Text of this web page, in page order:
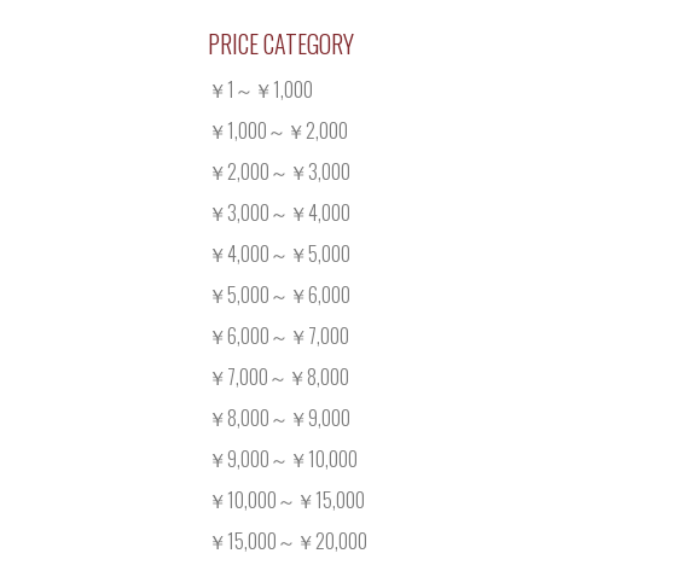
PRICE CATEGORY
￥1～￥1,000
￥1,000～￥2,000
￥2,000～￥3,000
￥3,000～￥4,000
￥4,000～￥5,000
￥5,000～￥6,000
￥6,000～￥7,000
￥7,000～￥8,000
￥8,000～￥9,000
￥9,000～￥10,000
￥10,000～￥15,000
￥15,000～￥20,000